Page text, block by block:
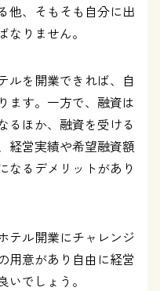
他、そもそも自分に出
りません。
ルを開業できれば、自
ます。一方で、融資は
るほか、融資を受ける
経営実績や希望融資額
なるデメリットがあり
テル開業にチャレンジ
用意があり自由に経営
いでしょう。